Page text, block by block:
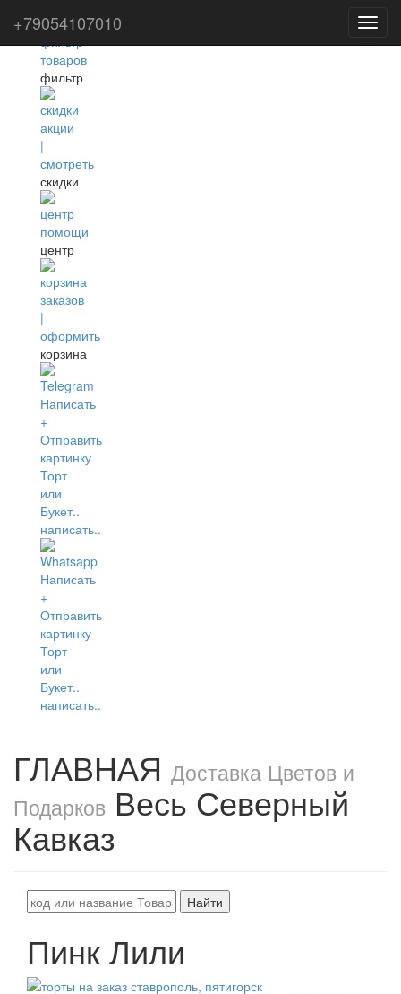
фильтр
скидки
центр
корзина
написать..
написать..
ГЛАВНАЯ Доставка Цветов и
Подарков Весь Северный
Кавказ
Найти
Пинк Лили
+79054107010